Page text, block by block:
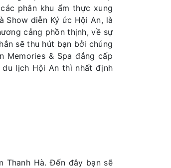
phân khu ẩm thực xung
Show diễn Ký ức Hội An, là
cảng phồn thịnh, về sự
sẽ thu hút bạn bởi chúng
& Spa đẳng cấp
lịch Hội An thì nhất định
Thanh Hà. Đến đây bạn sẽ